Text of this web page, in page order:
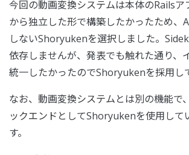
今回の動画変換システムは本体のRailsア
から独立した形で構築したかったため、
しないShoryukenを選択しました。
依存しませんが、発表でも触れた通り、
統一したかったのでShoryukenを採用し
なお、動画変換システムとは別の機能で
ックエンドとしてShoryukenを使用して
す。